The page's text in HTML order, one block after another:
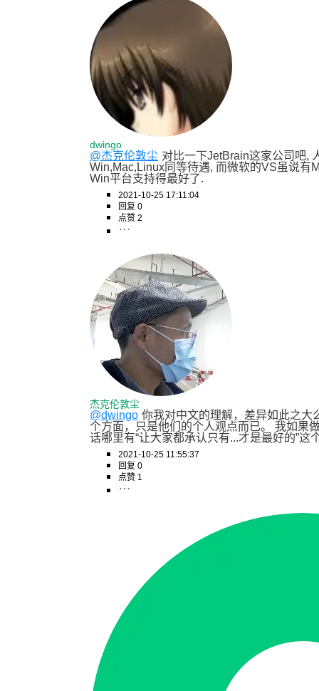
dwingo
@杰克伦敦尘 对比一下JetBrain这家公司吧,
Win,Mac,Linux同等待遇, 而微软的VS虽说有
Win平台支持得最好了.
2021-10-25 17:11:04
回复 0
点赞 2
杰克伦敦尘
@dwingo 你我对中文的理解，差异如此之大
个方面，只是他们的个人观点而已。 我如果
话哪里有“让大家都承认只有...才是最好的”这
2021-10-25 11:55:37
回复 0
点赞 1